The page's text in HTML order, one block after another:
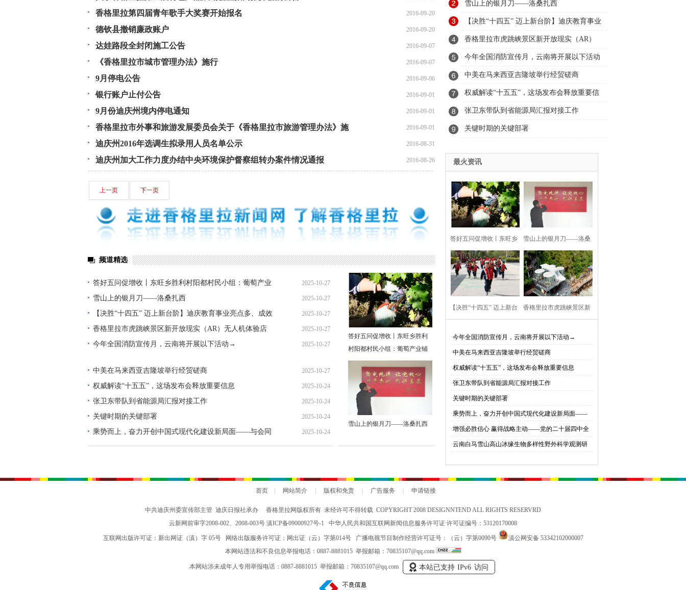
香格里拉第四届青年歌手大奖赛开始报名 2016-09-20
德钦县撤销廉政账户 2016-09-20
达娃路段全封闭施工公告 2016-09-07
《香格里拉市城市管理办法》施行 2016-09-07
9月停电公告 2016-09-06
银行账户止付公告 2016-09-01
9月份迪庆州境内停电通知 2016-09-01
香格里拉市外事和旅游发展委员会关于《香格里拉市旅游管理办法》施
行的通告
2016-09-01
迪庆州2016年选调生拟录用人员名单公示 2016-08-31
迪庆州加大工作力度办结中央环境保护督察组转办案件情况通报 2016-08-26
上一页 下一页
频道精选
答好五问促增收丨东旺乡胜利村阳都村民小组：葡萄产业
铺就“甜蜜”增收路
2025-10-27
雪山上的银月刀——洛桑扎西 2025-10-27
【决胜“十四五” 迈上新台阶】迪庆教育事业亮点多、成效
显——培根铸魂育桃李
2025-10-27
香格里拉市虎跳峡景区新开放现实（AR）无人机体验店 2025-10-27
今年全国消防宣传月，云南将开展以下活动→ 2025-10-27
中美在马来西亚吉隆坡举行经贸磋商 2025-10-27
权威解读“十五五”，这场发布会释放重要信息 2025-10-24
张卫东带队到省能源局汇报对接工作 2025-10-24
关键时期的关键部署 2025-10-24
乘势而上，奋力开创中国式现代化建设新局面——与会同
志谈贯彻落实党的二十届四中全会精神
2025-10-24
答好五问促增收丨东旺乡胜利
村阳都村民小组：葡萄产业铺
就“甜蜜”增收路
雪山上的银月刀——洛桑扎西
组：葡萄产业铺就“甜蜜”增收路
雪山上的银月刀——洛桑扎西
【决胜“十四五” 迈上新台阶】迪庆教育事业
亮点多、成效显——培根铸魂育桃李
香格里拉市虎跳峡景区新开放现实（AR）
无人机体验店
今年全国消防宣传月，云南将开展以下活动
→
中美在马来西亚吉隆坡举行经贸磋商
权威解读“十五五”，这场发布会释放重要信
息
张卫东带队到省能源局汇报对接工作
关键时期的关键部署
最火资讯
答好五问促增收丨东旺乡
胜利村阳都村民小组：葡
萄产业铺就“甜蜜”增收路
雪山上的银月刀——洛桑
扎西
【决胜“十四五” 迈上新台
多、成效显——培根铸魂
育桃李
香格里拉市虎跳峡景区新
·今年全国消防宣传月，云南将开展以下活动→
·中美在马来西亚吉隆坡举行经贸磋商
·权威解读“十五五”，这场发布会释放重要信息
·张卫东带队到省能源局汇报对接工作
·关键时期的关键部署
·乘势而上，奋力开创中国式现代化建设新局面——
与会同志谈贯彻落实党的二十届四中全会精神
·增强必胜信心 赢得战略主动——党的二十届四中全
会锚定中国式现代化发展新目标
·云南白马雪山高山冰缘生物多样性野外科学观测研